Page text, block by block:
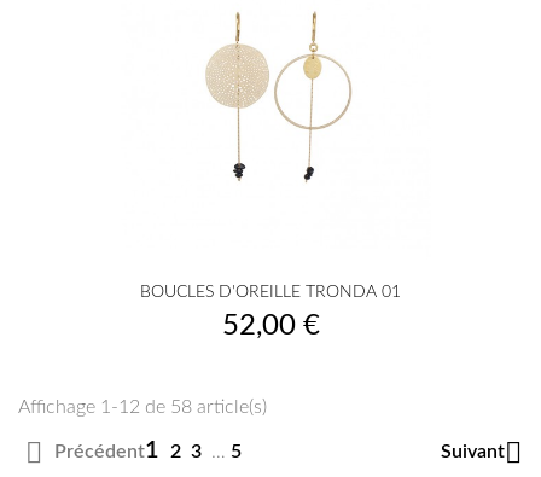
BOUCLES D'OREILLE TRONDA 01
Prix
52,00 €
Affichage 1-12 de 58 article(s)
 Précédent1 2 3 … 5 Suivant